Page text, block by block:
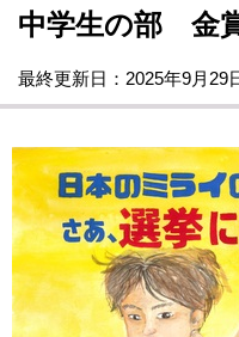
中学生の部
最終更新日：2025年9月29